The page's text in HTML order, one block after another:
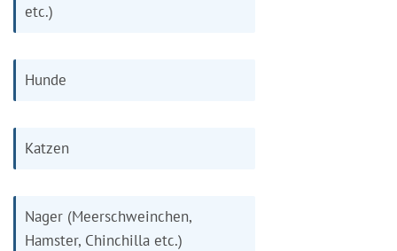
etc.)
Hunde
Katzen
Nager (Meerschweinchen,
Hamster, Chinchilla etc.)